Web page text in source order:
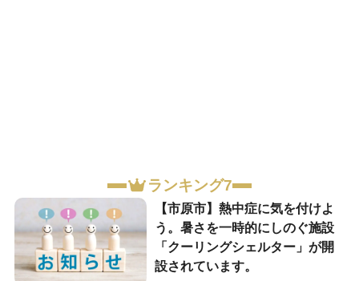
ランキング7
【市原市】熱中症に気を付けよ
う。暑さを一時的にしのぐ施設
「クーリングシェルター」が開
設されています。